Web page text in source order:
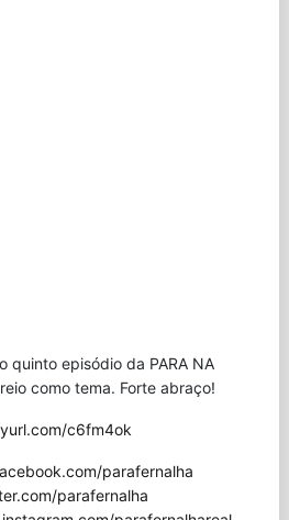
quinto episódio da PARA NA
como tema. Forte abraço!
c6fm4ok
parafernalha
parafernalha